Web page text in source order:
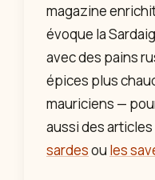
magazine
évoque la
avec des pains
épices plus
mauriciens —
aussi des
sardesou les